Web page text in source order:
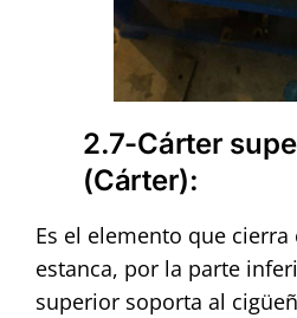
2.7-Cárter
(Cárter):
Es el elemento que
estanca, por la parte
superior soporta al